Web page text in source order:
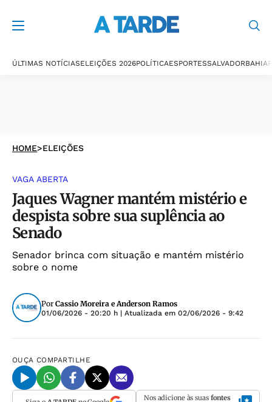
ÚLTIMAS NOTÍCIASELEIÇÕES 2026POLÍTICAESPORTESSALVADORBAHIA
HOME>ELEIÇÕES
VAGA ABERTA
Jaques Wagner mantém mistério e
despista sobre sua suplência ao
Senado
Senador brinca com situação e mantém mistério
sobre o nome
Por Cassio Moreira e Anderson Ramos
01/06/2026 - 20:20 h | Atualizada em 02/06/2026 - 9:42
OUÇA COMPARTILHE
Nos adicione às suas fontes